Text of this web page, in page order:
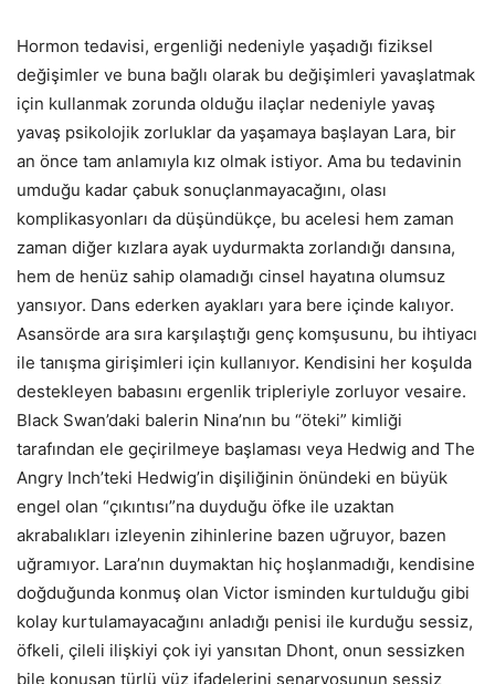
Hormon tedavisi, ergenliği nedeniyle yaşadığı fiziksel
değişimler ve buna bağlı olarak bu değişimleri yavaşlatmak
için kullanmak zorunda olduğu ilaçlar nedeniyle yavaş
yavaş psikolojik zorluklar da yaşamaya başlayan Lara, bir
an önce tam anlamıyla kız olmak istiyor. Ama bu tedavinin
umduğu kadar çabuk sonuçlanmayacağını, olası
komplikasyonları da düşündükçe, bu acelesi hem zaman
zaman diğer kızlara ayak uydurmakta zorlandığı dansına,
hem de henüz sahip olamadığı cinsel hayatına olumsuz
yansıyor. Dans ederken ayakları yara bere içinde kalıyor.
Asansörde ara sıra karşılaştığı genç komşusunu, bu ihtiyacı
ile tanışma girişimleri için kullanıyor. Kendisini her koşulda
destekleyen babasını ergenlik tripleriyle zorluyor vesaire.
Black Swan’daki balerin Nina’nın bu “öteki” kimliği
tarafından ele geçirilmeye başlaması veya Hedwig and The
Angry Inch’teki Hedwig’in dişiliğinin önündeki en büyük
engel olan “çıkıntısı”na duyduğu öfke ile uzaktan
akrabalıkları izleyenin zihinlerine bazen uğruyor, bazen
uğramıyor. Lara’nın duymaktan hiç hoşlanmadığı, kendisine
doğduğunda konmuş olan Victor isminden kurtulduğu gibi
kolay kurtulamayacağını anladığı penisi ile kurduğu sessiz,
öfkeli, çileli ilişkiyi çok iyi yansıtan Dhont, onun sessizken
bile konuşan türlü yüz ifadelerini senaryosunun sessiz